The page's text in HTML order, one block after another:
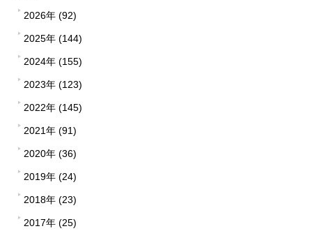
2026年 (92)
2025年 (144)
2024年 (155)
2023年 (123)
2022年 (145)
2021年 (91)
2020年 (36)
2019年 (24)
2018年 (23)
2017年 (25)